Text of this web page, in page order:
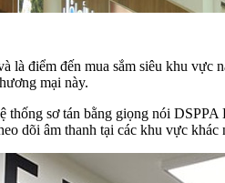
điểm đến mua sắm siêu khu vực
mại này.
sơ tán bằng giọng nói
dõi âm thanh tại các khu vực khác